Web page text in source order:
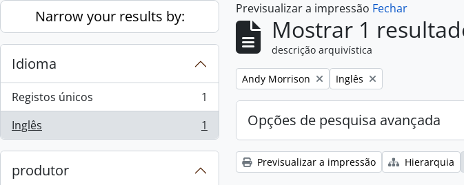
Skip to main content
Narrow your results by:
Idioma
Registos únicos
, 1 resultados
1
Inglês
, 1 resultados 1
produtor
Previsualizar a impressão Fechar
Mostrar 1
descrição arquivística
Remove filter:
Andy Morrison Remove filter:
Inglês
Opções de pesquisa avançada
Previsualizar a impressão Hierarquia